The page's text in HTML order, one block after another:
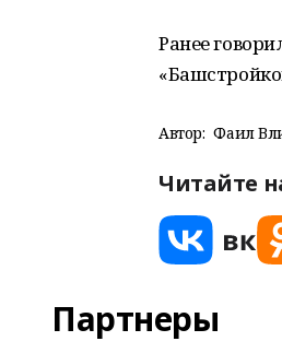
Ранее
Автор: Фаил
Читайте
Партнеры